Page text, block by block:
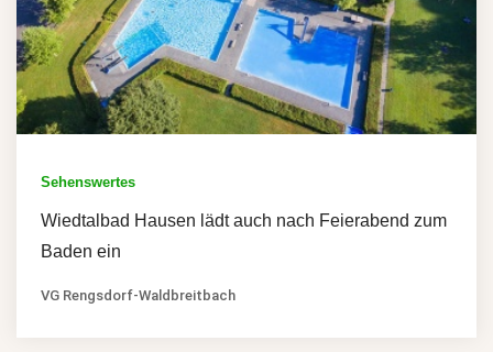
Sehenswertes
Wiedtalbad Hausen lädt auch nach Feierabend zum
Baden ein
VG Rengsdorf-Waldbreitbach